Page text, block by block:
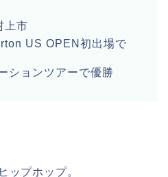
上市
US OPEN初出場で
ションツアーで優勝
ップホップ。